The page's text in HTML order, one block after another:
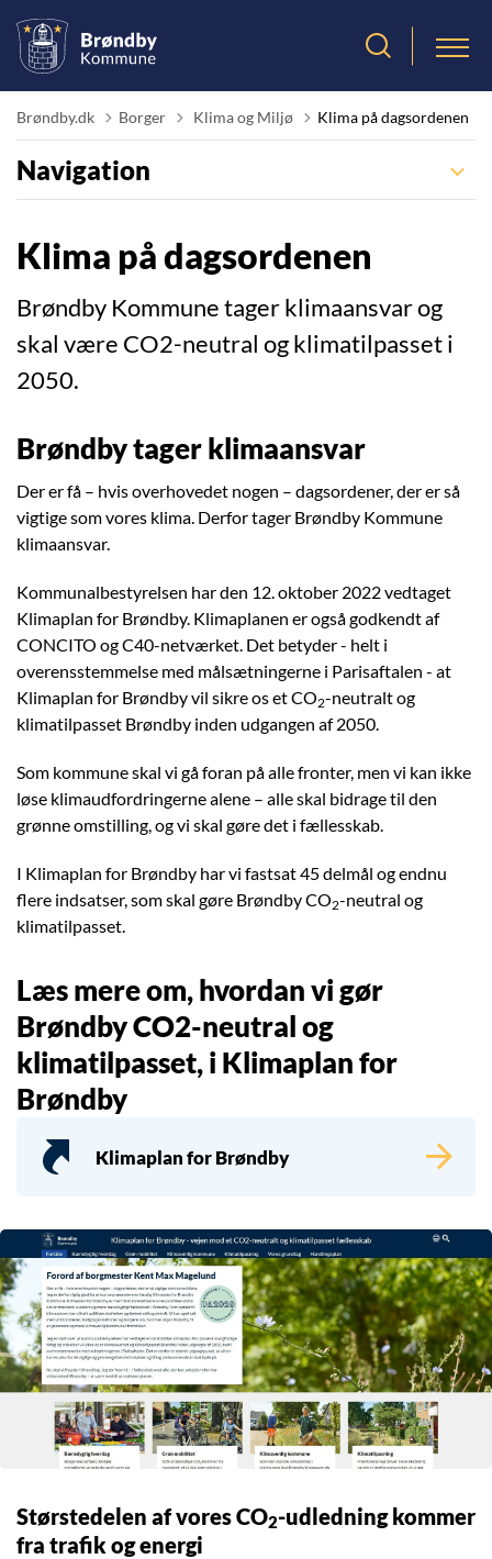
Brøndby.dk Borger Tilbage til
Klima og Miljø Klima på dagsordenen
Navigation
Klima på dagsordenen
Brøndby Kommune tager klimaansvar og
skal være CO2-neutral og klimatilpasset i
2050.
Brøndby tager klimaansvar
Der er få – hvis overhovedet nogen – dagsordener, der er så
vigtige som vores klima. Derfor tager Brøndby Kommune
klimaansvar.
Kommunalbestyrelsen har den 12. oktober 2022 vedtaget
Klimaplan for Brøndby. Klimaplanen er også godkendt af
CONCITO og C40-netværket. Det betyder - helt i
overensstemmelse med målsætningerne i Parisaftalen - at
Klimaplan for Brøndby vil sikre os et CO2-neutralt og
klimatilpasset Brøndby inden udgangen af 2050.
Som kommune skal vi gå foran på alle fronter, men vi kan ikke
løse klimaudfordringerne alene – alle skal bidrage til den
grønne omstilling, og vi skal gøre det i fællesskab.
I Klimaplan for Brøndby har vi fastsat 45 delmål og endnu
flere indsatser, som skal gøre Brøndby CO2-neutral og
klimatilpasset.
Læs mere om, hvordan vi gør
Brøndby CO2-neutral og
klimatilpasset, i Klimaplan for
Brøndby
Klimaplan for Brøndby
Størstedelen af vores CO2-udledning kommer
fra trafik og energi